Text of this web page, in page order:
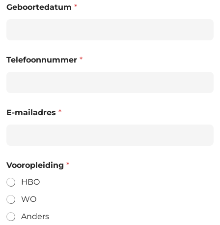
Geboortedatum *
Telefoonnummer *
E-mailadres *
Vooropleiding *
HBO
WO
Anders